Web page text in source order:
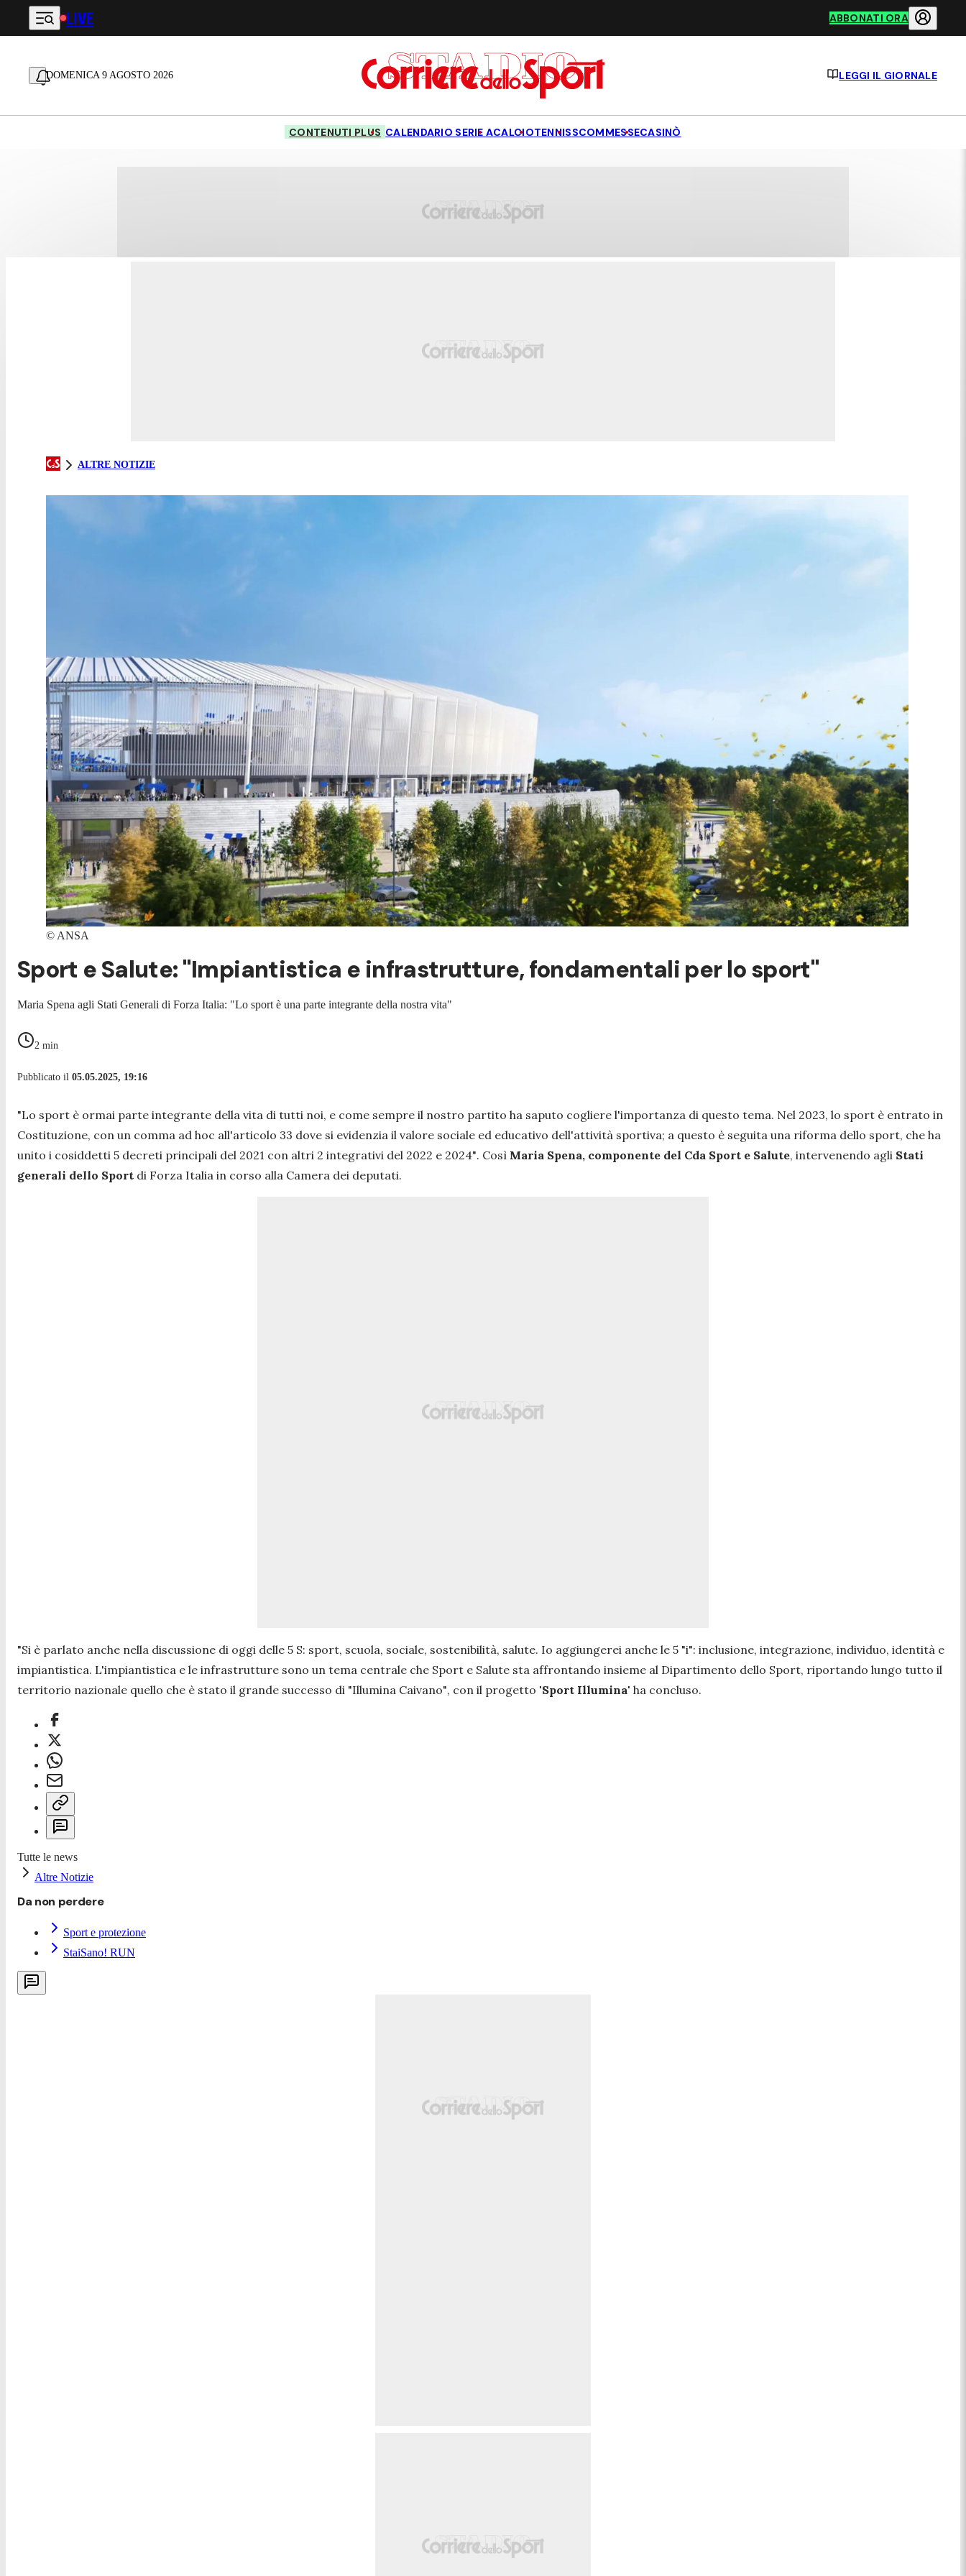
Vai al contenuto principale
LIVE ABBONATI ORA
DOMENICA 9 AGOSTO 2026 LEGGI IL GIORNALE
CONTENUTI PLUS CALENDARIO SERIE ACALCIOTENNISSCOMMESSECASINÒ
ALTRE NOTIZIE
© ANSA
Sport e Salute: "Impiantistica e infrastrutture, fondamentali per lo sport"
Maria Spena agli Stati Generali di Forza Italia: "Lo sport è una parte integrante della nostra vita"
2 min
Pubblicato il 05.05.2025, 19:16
"Lo sport è ormai parte integrante della vita di tutti noi, e come sempre il nostro partito ha saputo cogliere l'importanza di questo tema. Nel 2023, lo sport è entrato in
Costituzione, con un comma ad hoc all'articolo 33 dove si evidenzia il valore sociale ed educativo dell'attività sportiva; a questo è seguita una riforma dello sport, che ha
unito i cosiddetti 5 decreti principali del 2021 con altri 2 integrativi del 2022 e 2024". Così Maria Spena, componente del Cda Sport e Salute, intervenendo agli Stati
generali dello Sport di Forza Italia in corso alla Camera dei deputati.
"Si è parlato anche nella discussione di oggi delle 5 S: sport, scuola, sociale, sostenibilità, salute. Io aggiungerei anche le 5 "i": inclusione, integrazione, individuo, identità e
impiantistica. L'impiantistica e le infrastrutture sono un tema centrale che Sport e Salute sta affrontando insieme al Dipartimento dello Sport, riportando lungo tutto il
territorio nazionale quello che è stato il grande successo di "Illumina Caivano", con il progetto 'Sport Illumina' ha concluso.
Tutte le news
Altre Notizie
Da non perdere
Sport e protezione
StaiSano! RUN